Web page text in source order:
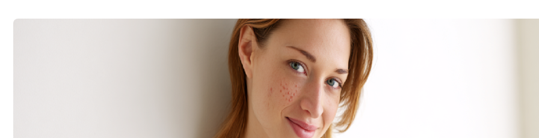
Ваш телефон:*
Ваш e-mail:*